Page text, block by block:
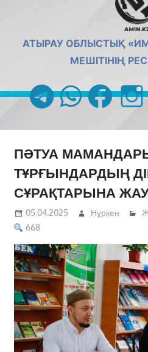
АТЫРАУ ОБЛЫСТЫҚ
МЕШІТІНІҢ
telegramwhatsappfacebook
ПӘТУА
ТҰРҒЫНДАРДЫҢ
СҰРАҚТАРЫНА
05.04.2025 Нұркен
668